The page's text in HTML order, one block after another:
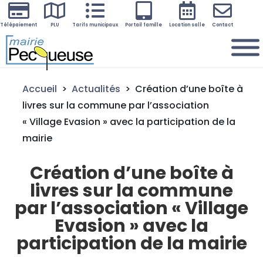

Télépaiement

PLU

Tarifs municipaux

Portail famille

Location salle

Contact
Accueil >Actualités > Création d’une boîte à
livres sur la commune par l’association
« Village Evasion » avec la participation de la
mairie
Création d’une boîte à
livres sur la commune
par l’association « Village
Evasion » avec la
participation de la mairie